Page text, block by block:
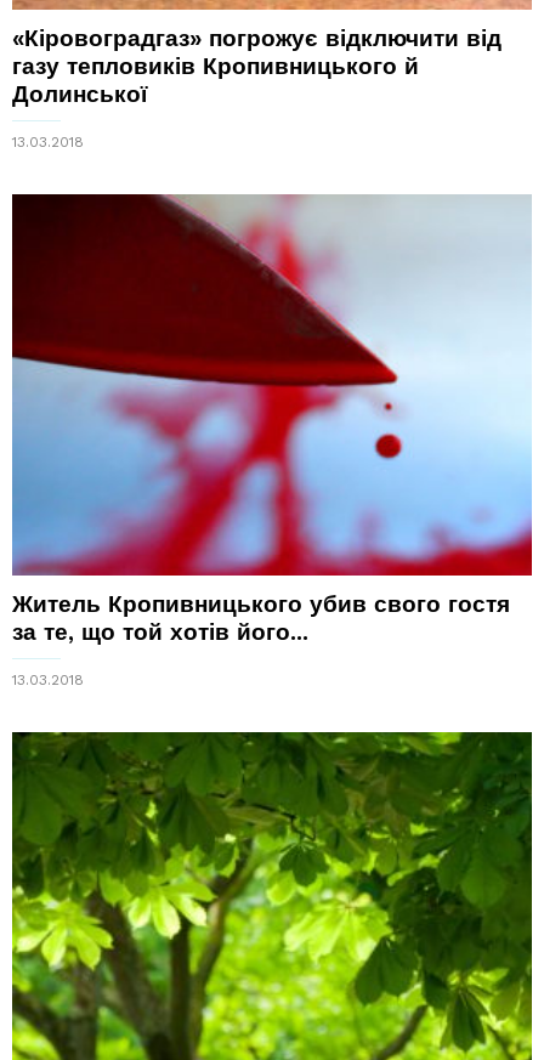
«Кіровоградгаз» погрожує відключити від
газу тепловиків Кропивницького й
Долинської
13.03.2018
Житель Кропивницького убив свого гостя
за те, що той хотів його...
13.03.2018